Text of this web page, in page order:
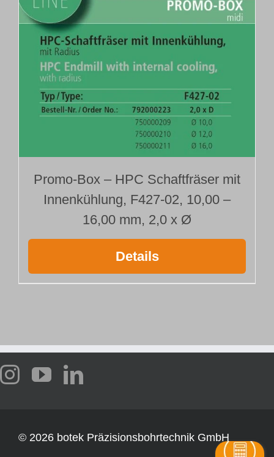
Promo-Box – HPC Schaftfräser mit
Innenkühlung, F427-02, 10,00 –
16,00 mm, 2,0 x Ø
Details
© 2026 botek Präzisionsbohrtechnik GmbH